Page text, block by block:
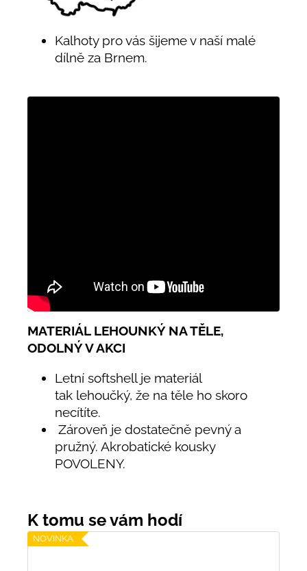
Kalhoty pro vás šijeme v naší malé
dílně za Brnem.
MATERIÁL LEHOUNKÝ NA TĚLE,
ODOLNÝ V AKCI
Letní softshell je materiál
tak lehoučký, že na těle ho skoro
necítíte.
Zároveň je dostatečně pevný a
pružný. Akrobatické kousky
POVOLENY.
NOVINKA